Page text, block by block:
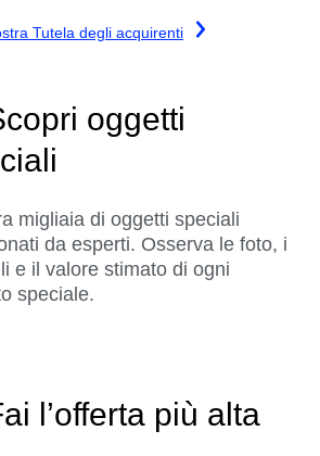
Tutela degli acquirenti
oggetti
migliaia di oggetti speciali
da esperti. Osserva le foto, i
e il valore stimato di ogni
speciale.
l’offerta più alta